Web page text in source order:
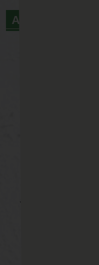
ＡＦＴＥＲ
☆施工後写真